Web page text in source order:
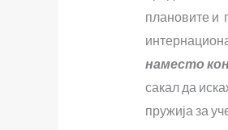
плановите и
наместо
сакал да
пружија за